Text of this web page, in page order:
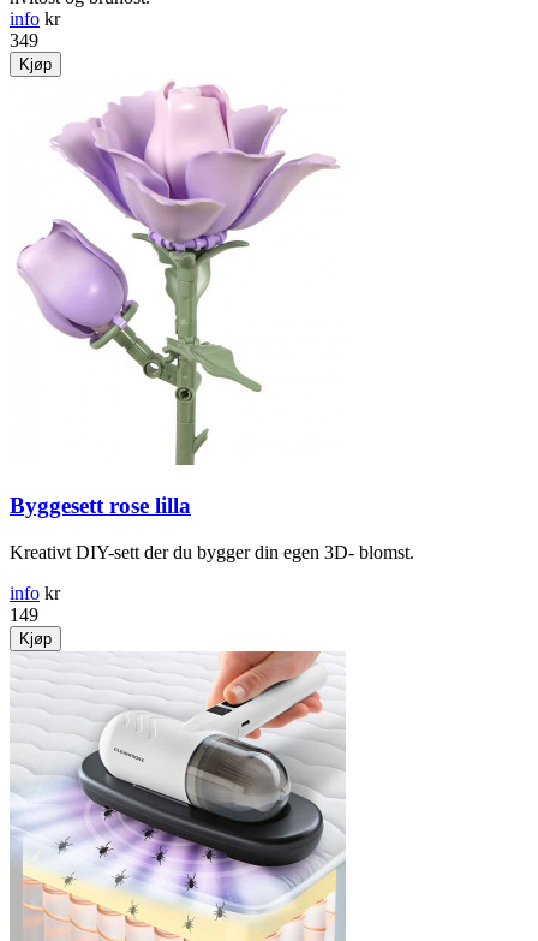
info kr
349
Kjøp
Byggesett rose lilla
Kreativt DIY-sett der du bygger din egen 3D- blomst.
info kr
149
Kjøp